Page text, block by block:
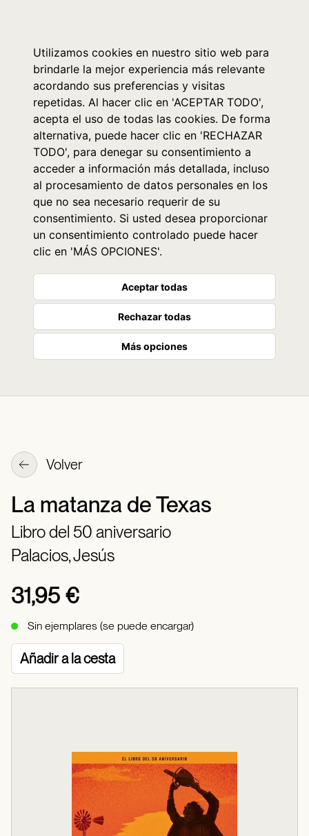
Utilizamos cookies en nuestro sitio web para
brindarle la mejor experiencia más relevante
acordando sus preferencias y visitas
repetidas. Al hacer clic en 'ACEPTAR TODO',
acepta el uso de todas las cookies. De forma
alternativa, puede hacer clic en 'RECHAZAR
TODO', para denegar su consentimiento a
acceder a información más detallada, incluso
al procesamiento de datos personales en los
que no sea necesario requerir de su
consentimiento. Si usted desea proporcionar
un consentimiento controlado puede hacer
clic en 'MÁS OPCIONES'.
Aceptar todas
Rechazar todas
Más opciones
Volver
La matanza de Texas
Libro del 50 aniversario
Palacios, Jesús
31,95 €
Sin ejemplares (se puede encargar)
Añadir a la cesta